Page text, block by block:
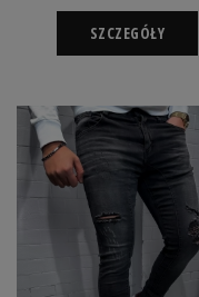
SZCZEGÓŁY